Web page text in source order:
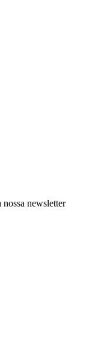
newsletter